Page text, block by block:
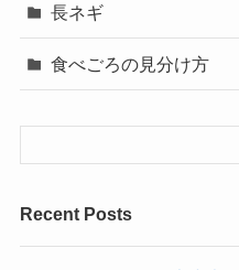
長ネギ
食べごろの見分け方
Recent Posts